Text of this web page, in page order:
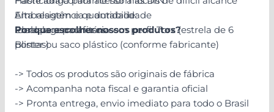
Embalagem e quantidade:
Embalagem unitária
Blister ou saco plástico (conforme fabricante)
Alta resistência e durabilidade
Ideal para parafusos com perfil Torx (estrela de 6
pontas)
Por que escolher nossos produtos?
-> Todos os produtos são originais de fábrica
-> Acompanha nota fiscal e garantia oficial
-> Pronta entrega, envio imediato para todo o Brasil